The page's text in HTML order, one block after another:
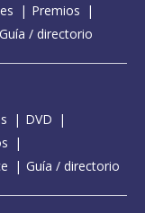
Premios
Guía / directorio
DVD
Guía / directorio